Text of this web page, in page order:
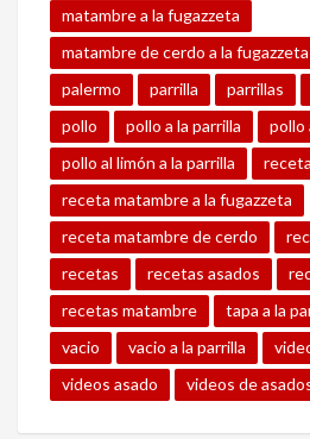
matambre a la fugazzeta
matambre de cerdo a la fugazzeta
palermo
parrilla parrillas
pollo
pollo a la parrilla
pollo
pollo al limón a la parrilla
receta matambre a la fugazzeta
receta matambre de cerdo
recetas
recetas asados
recetas matambre
tapa a la
vacio
vacio a la parrilla
videos asado
videos de